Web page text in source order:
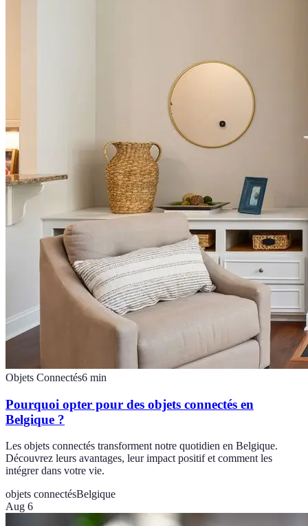
Objets Connectés6 min
Pourquoi opter pour des objets connectés en
Belgique ?
Les objets connectés transforment notre quotidien en Belgique.
Découvrez leurs avantages, leur impact positif et comment les
intégrer dans votre vie.
objets connectésBelgique
Aug 6